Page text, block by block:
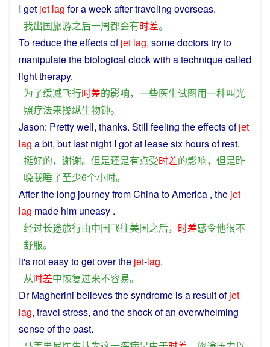
I get jet lag foraweekaftertraveling overseas.
我出国旅游之后一周都会有时差。
To reduce theeffectsof jet lag, somedoctorstryto
manipulatethe biological clockwith atechniquecalled
lighttherapy.
为了缓减飞行时差的影响， 一些医生试图用一种叫光
照疗法来操纵生物钟。
Jason: Prettywell, thanks. Still feeling theeffectsof jet
lag a bit, but last night I got at leasesix hoursofrest.
挺好的， 谢谢。 但是还是有点受时差的影响， 但是昨
晚我睡了至少6个小时。
Afterthe long journeyfromChinatoAmerica , the jet
lag made him uneasy .
经过长途旅行由中国飞往美国之后， 时差感令他很不
舒服。
It's noteasytogetoverthe jet-lag.
从时差中恢复过来不容易。
DrMagherini believesthesyndrome isa resultof jet
lag, travel stress, and theshockof an overwhelming
senseof thepast.